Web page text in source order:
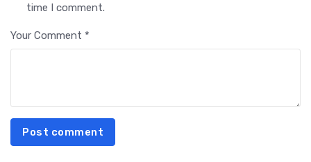
time I comment.
Your Comment *
Post comment